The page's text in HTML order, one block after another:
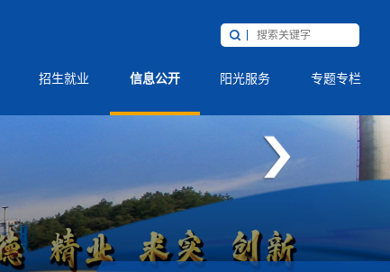
招生就业 信息公开 阳光服务 专题专栏